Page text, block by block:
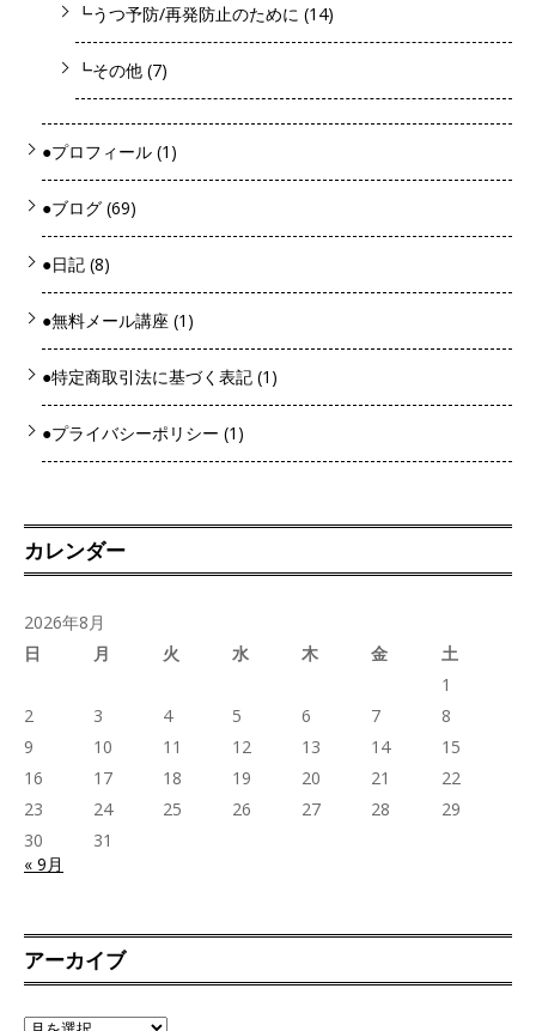
┗うつ予防/再発防止のために (14)
┗その他 (7)
●プロフィール (1)
●ブログ (69)
●日記 (8)
●無料メール講座 (1)
●特定商取引法に基づく表記 (1)
●プライバシーポリシー (1)
カレンダー
2026年8月
日
月 火 水 木 金
土
1
2
3 4 5 6 7
8
9
10 11 12 13 14
15
16
17 18 19 20 21
22
23
24 25 26 27 28
29
30
31
« 9月
アーカイブ
ア